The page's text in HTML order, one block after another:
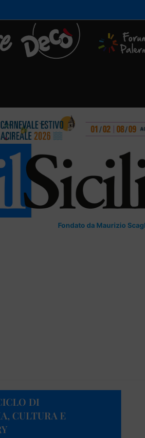
Fondato da Maurizio
DI
CULTURA E